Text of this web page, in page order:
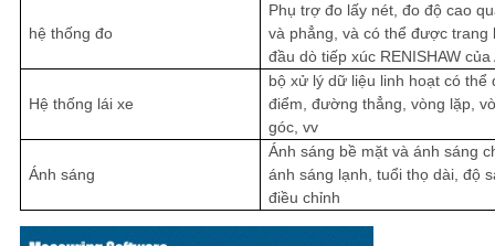
hệ thống đo
Phụ trợ đo lấy nét, đo độ cao
và phẳng, và có thể được trang
đầu dò tiếp xúc RENISHAW của
Hệ thống lái xe
bộ xử lý dữ liệu linh hoạt có thể
điểm, đường thẳng, vòng lặp,
góc, vv
Ánh sáng
Ánh sáng bề mặt và ánh sáng
ánh sáng lạnh, tuổi thọ dài, độ
điều chỉnh